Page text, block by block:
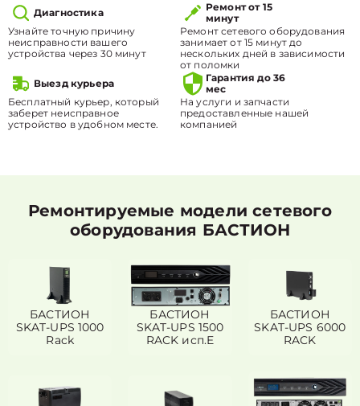
Диагностика
Узнайте точную причину
неисправности вашего
устройства через 30 минут
Ремонт от 15
минут
Ремонт сетевого оборудования
занимает от 15 минут до
нескольких дней в зависимости
от поломки
Выезд курьера
Бесплатный курьер, который
заберет неисправное
устройство в удобном месте.
Гарантия до 36
мес
На услуги и запчасти
предоставленные нашей
компанией
Ремонтируемые модели сетевого
оборудования БАСТИОН
БАСТИОН
SKAT-UPS 1000
Rack
БАСТИОН
SKAT-UPS 1500
RACK исп.E
БАСТИОН
SKAT-UPS 6000
RACK